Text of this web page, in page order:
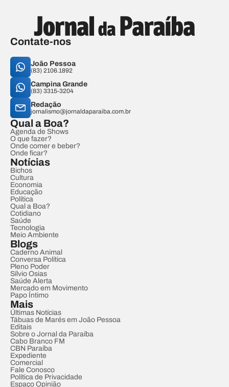
Contate-nos
João Pessoa
(83) 2106.1892
Campina Grande
(83) 3315-3204
Redação
jornalismo@jornaldaparaiba.com.br
Qual a Boa?
Agenda de Shows
O que fazer?
Onde comer e beber?
Onde ficar?
Notícias
Bichos
Cultura
Economia
Educação
Política
Qual a Boa?
Cotidiano
Saúde
Tecnologia
Meio Ambiente
Blogs
Caderno Animal
Conversa Política
Pleno Poder
Sílvio Osias
Saúde Alerta
Mercado em Movimento
Papo Íntimo
Mais
Últimas Notícias
Tábuas de Marés em João Pessoa
Editais
Sobre o Jornal da Paraíba
Cabo Branco FM
CBN Paraíba
Expediente
Comercial
Fale Conosco
Política de Privacidade
Espaço Opinião